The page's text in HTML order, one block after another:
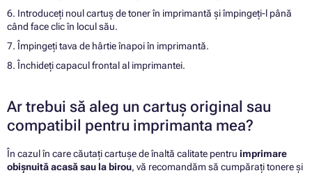
6. Introduceți noul cartuș de toner în imprimantă și împingeți-l până
când face clic în locul său.
7. Împingeți tava de hârtie înapoi în imprimantă.
8. Închideți capacul frontal al imprimantei.
Ar trebui să aleg un cartuș original sau
compatibil pentru imprimanta mea?
În cazul în care căutați cartușe de înaltă calitate pentru imprimare
obișnuită acasă sau la birou, vă recomandăm să cumpărați tonere și